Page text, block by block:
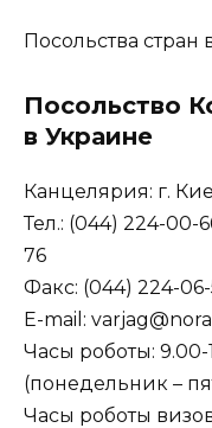
Посольства стран
Посольство
в Украине
Канцелярия: г.
Тел.: (044) 224-00-
76
Факс: (044) 224-06-
E-mail:
Часы роботы: 9.00-
(понедельник –
Часы роботы